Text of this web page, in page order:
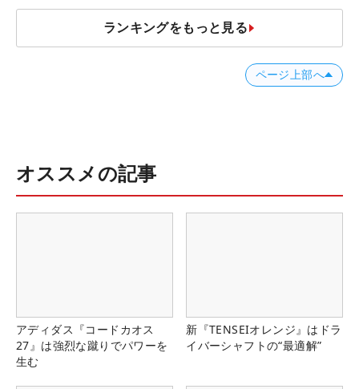
ランキングをもっと見る
ページ上部へ
オススメの記事
アディダス『コードカオス
27』は強烈な蹴りでパワーを
生む
新『TENSEIオレンジ』はドラ
イバーシャフトの“最適解”